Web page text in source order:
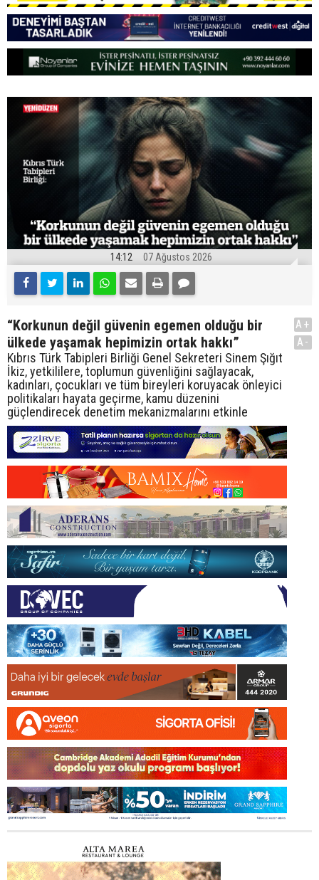
14:12 07 Ağustos 2026
“Korkunun değil güvenin egemen olduğu bir
ülkede yaşamak hepimizin ortak hakkı”
Kıbrıs Türk Tabipleri Birliği Genel Sekreteri Sinem Şığıt
İkiz, yetkililere, toplumun güvenliğini sağlayacak,
kadınları, çocukları ve tüm bireyleri koruyacak önleyici
politikaları hayata geçirme, kamu düzenini
güçlendirecek denetim mekanizmalarını etkinle
A+
A-